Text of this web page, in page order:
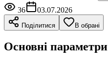
36 03.07.2026
Поділитися В обрані
Основні параметри